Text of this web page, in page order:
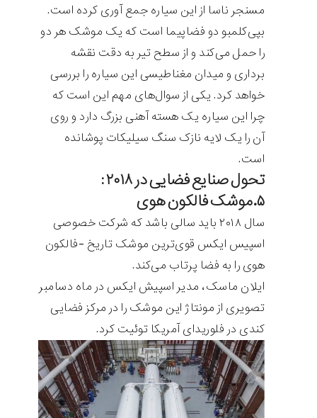
مسنجر ناسا از این سیاره جمع آوری کرده است.
بپی‌کلمبو دو فضاپیما است که یک موشک هر دو
را حمل می‌کند و از سطح تیر به دقت نقشه
برداری و میدان مغناطیسی این سیاره را بررسی
خواهد کرد. یکی از سوال‌های مهم این است که
چرا این سیاره یک هسته آهنی بزرگ دارد و روی
آن را یک لایه نازک سنگ سیلیکات پوشانده
است.
تحول صنایع فضایی در ۲۰۱۸ :
۵.موشک فالکون هوی
سال ۲۰۱۸ باید سالی باشد که شرکت خصوصی
اسپیس ایکس قوی‌ترین موشک تاریخ -فالکون
هوی را به فضا پرتاب می‌کند.
ایلان ماسک، مدیر اسپیش ایکس در ماه دسامبر
تصویری از مونتاژ این موشک را در مرکز فضایی
کندی در فلوریدای آمریکا توئیت کرد.